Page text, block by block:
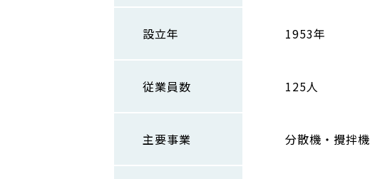
設立年 1953年
従業員数 125人
主要事業 分散機・攪拌